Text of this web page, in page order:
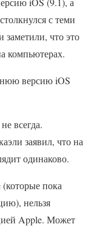
с теми
что это
компьютерах.
версию iOS
всегда.
заявил, что на
одинаково.
пока
нельзя
Apple. Может